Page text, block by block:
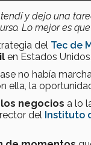
y dejo una
Lo mejor es
del Tec de
en Estados
no había
ella, la
negocios a lo
del Instituto